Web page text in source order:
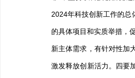
2024年科技创新工作的总
的具体项目和实质举措，
新主体需求，有针对性加
激发释放创新活力。四要